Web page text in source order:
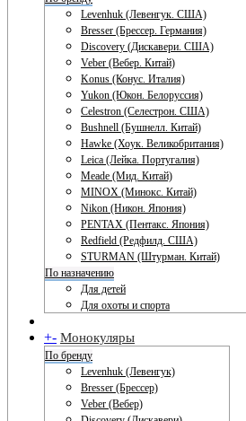
Levenhuk (Левенгук. США)
Bresser (Брессер. Германия)
Discovery (Дискавери. США)
Veber (Вебер. Китай)
Konus (Конус. Италия)
Yukon (Юкон. Белоруссия)
Celestron (Селестрон. США)
Bushnell (Бушнелл. Китай)
Hawke (Хоук. Великобритания)
Leica (Лейка. Португалия)
Meade (Мид. Китай)
MINOX (Минокс. Китай)
Nikon (Никон. Япония)
PENTAX (Пентакс. Япония)
Redfield (Редфилд. США)
STURMAN (Штурман. Китай)
По назначению
Для детей
Для охоты и спорта
+- Монокуляры
По бренду
Levenhuk (Левенгук)
Bresser (Брессер)
Veber (Вебер)